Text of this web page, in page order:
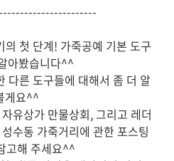
첫 단계! 가죽공예 기본 도구
아봤습니다^^
다른 도구들에 대해서 좀 더 알
게요^^
유상가 만물상회, 그리고 레더
수동 가죽거리에 관한 포스팅
고해 주세요^^